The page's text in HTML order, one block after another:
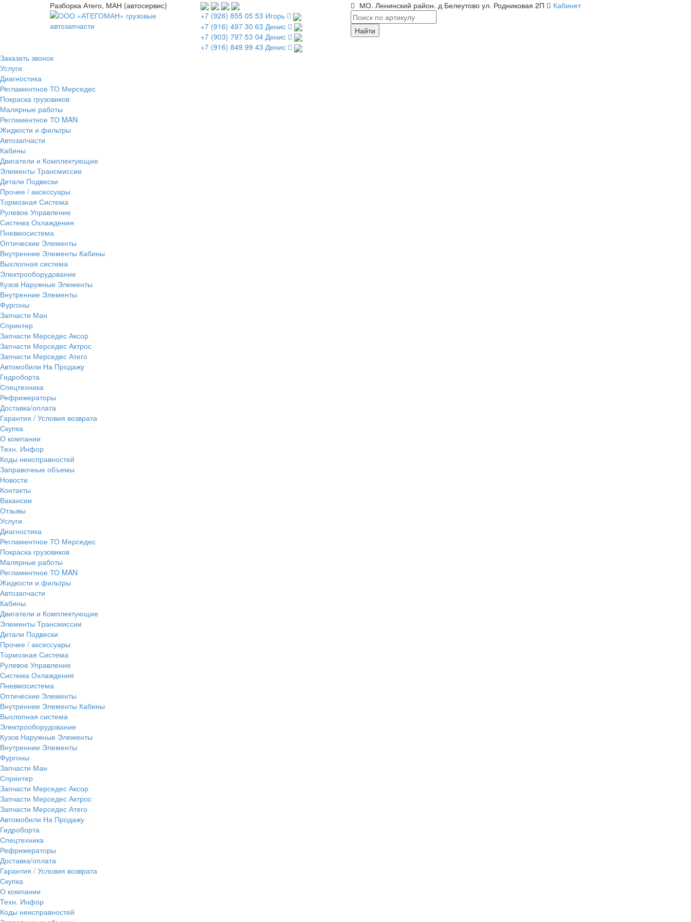
Разборка Атего, МАН (автосервис) МО. Ленинский район. д Белеутово ул. Родниковая 2П
Кабинет
+7 (926) 855 05 53 Игорь
+7 (916) 497 30 63 Денис
+7 (903) 797 53 04 Денис
+7 (916) 849 99 43 Денис
Заказать звонок
Услуги
Диагностика
Регламентное ТО Мерседес
Покраска грузовиков
Малярные работы
Регламентное ТО MAN
Жидкости и фильтры
Автозапчасти
Кабины
Двигатели и Комплектующие
Элементы Трансмиссии
Детали Подвески
Прочее / аксессуары
Тормозная Система
Рулевое Управление
Система Охлаждения
Пневмосистема
Оптические Элементы
Внутренние Элементы Кабины
Выхлопная система
Электрооборудование
Кузов Наружные Элементы
Внутренние Элементы
Фургоны
Запчасти Ман
Спринтер
Запчасти Мерседес Аксор
Запчасти Мерседес Актрос
Запчасти Мерседес Атего
Автомобили На Продажу
Гидроборта
Спецтехника
Рефрижераторы
Доставка/оплата
Гарантия / Условия возврата
Скупка
О компании
Техн. Инфор
Коды неисправностей
Заправочные объемы
Новости
Контакты
Вакансии
Отзывы
Услуги
Диагностика
Регламентное ТО Мерседес
Покраска грузовиков
Малярные работы
Регламентное ТО MAN
Жидкости и фильтры
Автозапчасти
Кабины
Двигатели и Комплектующие
Элементы Трансмиссии
Детали Подвески
Прочее / аксессуары
Тормозная Система
Рулевое Управление
Система Охлаждения
Пневмосистема
Оптические Элементы
Внутренние Элементы Кабины
Выхлопная система
Электрооборудование
Кузов Наружные Элементы
Внутренние Элементы
Фургоны
Запчасти Ман
Спринтер
Запчасти Мерседес Аксор
Запчасти Мерседес Актрос
Запчасти Мерседес Атего
Автомобили На Продажу
Гидроборта
Спецтехника
Рефрижераторы
Доставка/оплата
Гарантия / Условия возврата
Скупка
О компании
Техн. Инфор
Коды неисправностей